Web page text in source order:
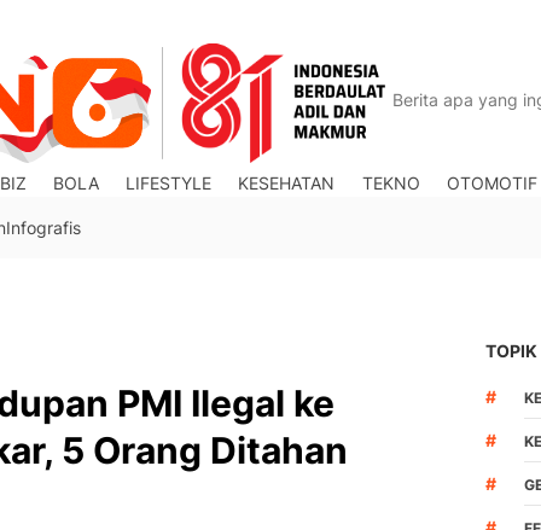
BOLA LIFESTYLE KESEHATAN TEKNO OTOMOTIF
Infografis
PMI Ilegal ke
5 Orang Ditahan
TOPIK
#
#
#